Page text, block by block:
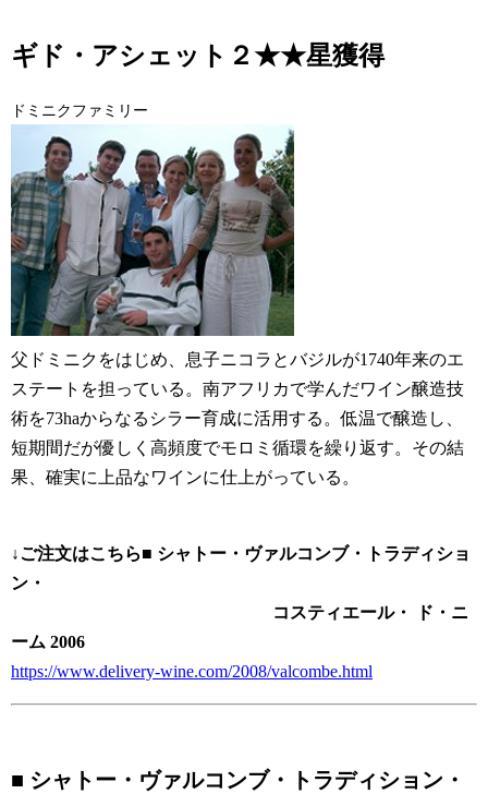
ギド・アシェット２★★星獲得
ドミニクファミリー
父ドミニクをはじめ、息子ニコラとバジルが1740年来のエ
ステートを担っている。南アフリカで学んだワイン醸造技
術を73haからなるシラー育成に活用する。低温で醸造し、
短期間だが優しく高頻度でモロミ循環を繰り返す。その結
果、確実に上品なワインに仕上がっている。
↓ご注文はこちら■ シャトー・ヴァルコンブ・トラディショ
ン・
コスティエール・ ド・ニ
ーム 2006
https://www.delivery-wine.com/2008/valcombe.html
■ シャトー・ヴァルコンブ・トラディション・